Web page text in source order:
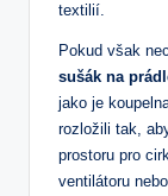
textilií.
Pokud však
sušák na
jako je
rozložili tak,
prostoru pro
ventilátoru